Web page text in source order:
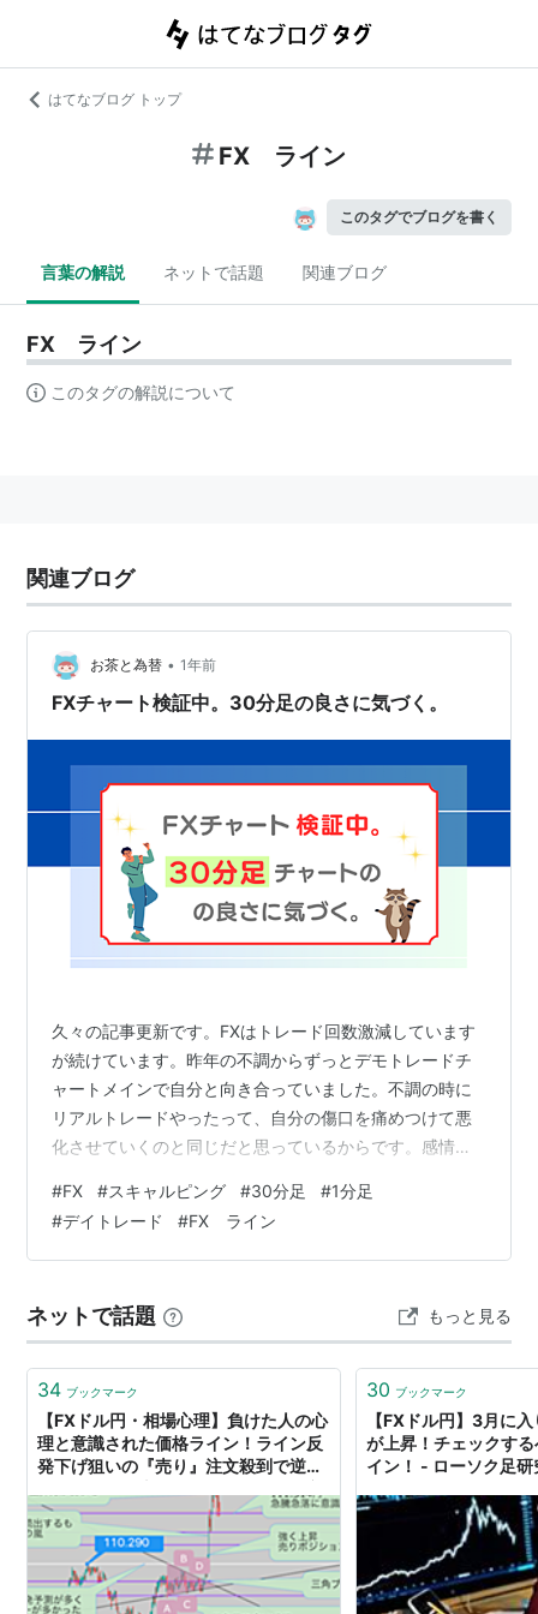
はてなブログ トップ
FX ライン
このタグでブログを書く
言葉の解説 ネットで話題 関連ブログ
FX ライン
このタグの解説について
関連ブログ
お茶と為替 • 1年前
FXチャート検証中。30分足の良さに気づく。
久々の記事更新です。FXはトレード回数激減しています
が続けています。昨年の不調からずっとデモトレードチ
ャートメインで自分と向き合っていました。不調の時に
リアルトレードやったって、自分の傷口を痛めつけて悪
化させていくのと同じだと思っているからです。感情的
リ。まとまった時間が出来ると過去の自分のトレードを
振り返ってました。今回の不調で頼りになったのは、今
までの数年分のトレード記録ファイル。7年分のトレード
ドウがらずに作っておいて本当によかったです。 スラン
プ中。30分足で自分の簡単な手法を作る。 利…
#FX #スキャルピング #30分足 #1分足
#デイトレード #FX ライン
ネットで話題 もっと見る
34 ブックマーク
【FXドル円・相場心理】負けた人の心
理と意識された価格ライン！ライン反
発下げ狙いの『売り』注文殺到で逆に
所
30 ブックマーク
【FXドル円】3月に
が上昇！チェックす
イン！ - ローソク足研